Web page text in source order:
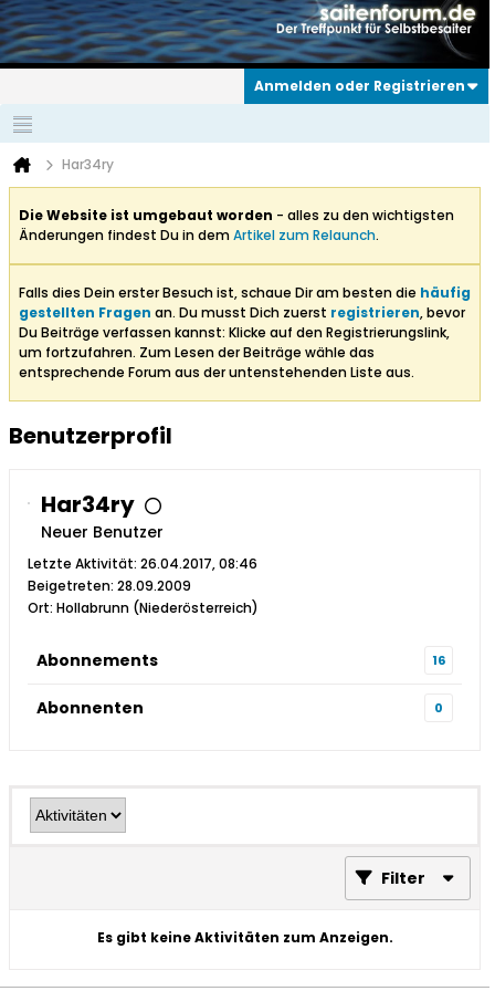
Anmelden oder Registrieren
Har34ry
Die Website ist umgebaut worden - alles zu den wichtigsten
Änderungen findest Du in demArtikel zum Relaunch.
Falls dies Dein erster Besuch ist, schaue Dir am besten die häufig
gestellten Fragen an. Du musst Dich zuerst registrieren, bevor
Du Beiträge verfassen kannst: Klicke auf den Registrierungslink,
um fortzufahren. Zum Lesen der Beiträge wähle das
entsprechende Forum aus der untenstehenden Liste aus.
Benutzerprofil
Har34ry
Neuer Benutzer
Letzte Aktivität: 26.04.2017, 08:46
Beigetreten: 28.09.2009
Ort: Hollabrunn (Niederösterreich)
Abonnements 16
Abonnenten 0
Filter
Es gibt keine Aktivitäten zum Anzeigen.